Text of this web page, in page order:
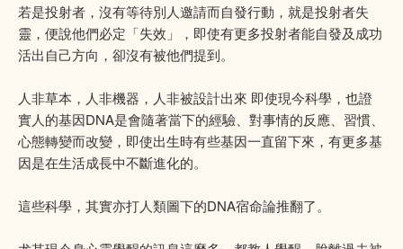
若是投射者，沒有等待別人邀請而自發行動，就是投射者失
靈，便說他們必定「失效」，即使有更多投射者能自發及成功
活出自己方向，卻沒有被他們提到。
人非草本，人非機器，人非被設計出來 即使現今科學，也證
實人的基因DNA是會隨著當下的經驗、對事情的反應、習慣、
心態轉變而改變，即使出生時有些基因一直留下來，有更多基
因是在生活成長中不斷進化的。
這些科學，其實亦打人類圖下的DNA宿命論推翻了。